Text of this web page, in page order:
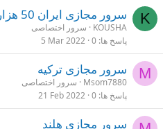
K سرور مجازی ایران 50 هزارتومن
KOUSHA
سرور اختصاصی
پاسخ ها 0
5 Mar 2022
M سرور مجازی ترکیه
Msom7880
سرور اختصاصی
پاسخ ها 0
21 Feb 2022
سرور مجازی هلند